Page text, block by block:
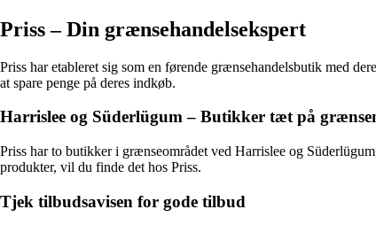
Priss – Din grænsehandelsekspert
Priss har etableret sig som en førende grænsehandelsbutik med
at spare penge på deres indkøb.
Harrislee og Süderlügum – Butikker tæt på
Priss har to butikker i grænseområdet ved Harrislee og
produkter, vil du finde det hos Priss.
Tjek tilbudsavisen for gode tilbud